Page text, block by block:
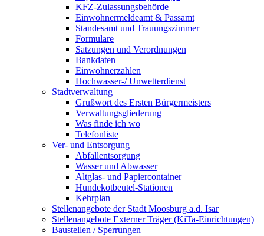
KFZ-Zulassungsbehörde
Einwohnermeldeamt & Passamt
Standesamt und Trauungszimmer
Formulare
Satzungen und Verordnungen
Bankdaten
Einwohnerzahlen
Hochwasser-/ Unwetterdienst
Stadtverwaltung
Grußwort des Ersten Bürgermeisters
Verwaltungsgliederung
Was finde ich wo
Telefonliste
Ver- und Entsorgung
Abfallentsorgung
Wasser und Abwasser
Altglas- und Papiercontainer
Hundekotbeutel-Stationen
Kehrplan
Stellenangebote der Stadt Moosburg a.d. Isar
Stellenangebote Externer Träger (KiTa-Einrichtungen)
Baustellen / Sperrungen